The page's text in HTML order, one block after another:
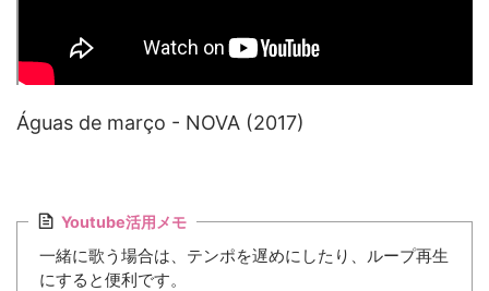
Águas de março - NOVA (2017)
Youtube活用メモ
一緒に歌う場合は、テンポを遅めにしたり、ループ再生
にすると便利です。